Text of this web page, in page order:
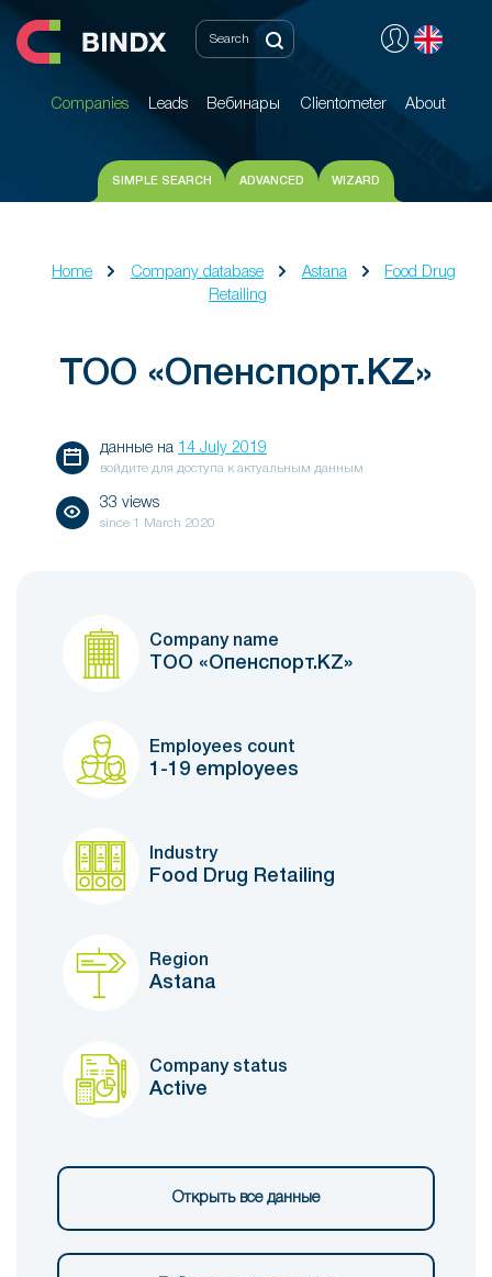
Companies Leads Вебинары Clientometer About
Companies Leads Вебинары Clientometer About
SIMPLE SEARCH ADVANCED WIZARD
Home Company database Astana
Food Drug
Retailing
ТОО «Опенспорт.KZ»
данные на 14 July 2019
войдите для доступа к актуальным данным
33 views
since 1 March 2020
Company name
ТОО «Опенспорт.KZ»
Employees count
1-19 employees
Industry
Food Drug Retailing
Region
Astana
Company status
Active
Открыть все данные